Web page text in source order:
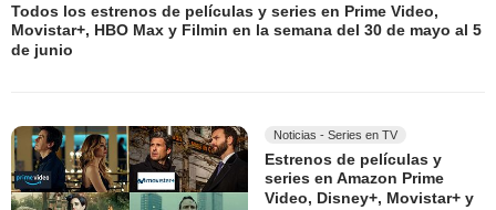
Todos los estrenos de películas y series en Prime Video,
Movistar+, HBO Max y Filmin en la semana del 30 de mayo al 5
de junio
Noticias - Series en TV
Estrenos de películas y
series en Amazon Prime
Video, Disney+, Movistar+ y